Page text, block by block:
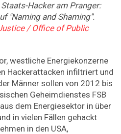
Hacker am Pranger:
"Naming and Shaming".
/ Office of Public
westliche Energiekonzerne
Hackerattacken infiltriert und
Männer sollen von 2012 bis
Geheimdienstes FSB
dem Energiesektor in über
in vielen Fällen gehackt
in den USA,